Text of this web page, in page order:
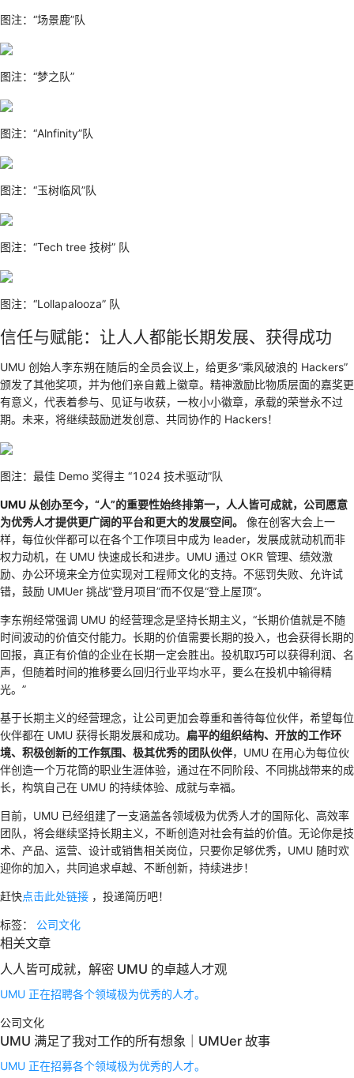
图注：“场景鹿”队
图注：“梦之队”
图注：“Alnfinity”队
图注：“玉树临风”队
图注：“Tech tree 技树” 队
图注：“Lollapalooza” 队
信任与赋能：让人人都能长期发展、获得成功
UMU 创始人李东朔在随后的全员会议上，给更多“乘风破浪的 Hackers”
颁发了其他奖项，并为他们亲自戴上徽章。精神激励比物质层面的嘉奖更
有意义，代表着参与、见证与收获，一枚小小徽章，承载的荣誉永不过
期。未来，将继续鼓励迸发创意、共同协作的 Hackers！
图注：最佳 Demo 奖得主 “1024 技术驱动”队
UMU 从创办至今，“人”的重要性始终排第一，人人皆可成就，公司愿意
为优秀人才提供更广阔的平台和更大的发展空间。
像在创客大会上一
样，每位伙伴都可以在各个工作项目中成为 leader，发展成就动机而非
权力动机，在 UMU 快速成长和进步。UMU 通过 OKR 管理、绩效激
励、办公环境来全方位实现对工程师文化的支持。不惩罚失败、允许试
错，鼓励 UMUer 挑战“登月项目”而不仅是“登上屋顶”。
李东朔经常强调 UMU 的经营理念是坚持长期主义，“长期价值就是不随
时间波动的价值交付能力。长期的价值需要长期的投入，也会获得长期的
回报，真正有价值的企业在长期一定会胜出。投机取巧可以获得利润、名
声，但随着时间的推移要么回归行业平均水平，要么在投机中输得精
光。”
基于长期主义的经营理念，让公司更加会尊重和善待每位伙伴，希望每位
伙伴都在 UMU 获得长期发展和成功。 扁平的组织结构、开放的工作环
境、积极创新的工作氛围、极其优秀的团队伙伴，UMU 在用心为每位伙
伴创造一个万花筒的职业生涯体验，通过在不同阶段、不同挑战带来的成
长，构筑自己在 UMU 的持续体验、成就与幸福。
目前，UMU 已经组建了一支涵盖各领域极为优秀人才的国际化、高效率
团队，将会继续坚持长期主义，不断创造对社会有益的价值。无论你是技
术、产品、运营、设计或销售相关岗位，只要你足够优秀，UMU 随时欢
迎你的加入，共同追求卓越、不断创新，持续进步！
赶快点击此处链接 ，投递简历吧！
标签： 公司文化
相关文章
人人皆可成就，解密 UMU 的卓越人才观
UMU 正在招聘各个领域极为优秀的人才。
公司文化
UMU 满足了我对工作的所有想象｜UMUer 故事
UMU 正在招募各个领域极为优秀的人才。